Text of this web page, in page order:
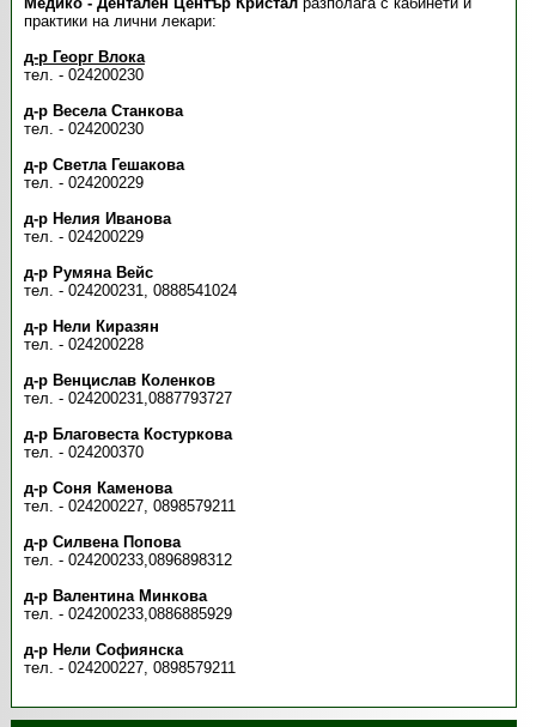
практики на лични лекари:
д-р Георг Влока
тел. - 024200230
д-р Весела Станкова
тел. - 024200230
д-р Светла Гешакова
тел. - 024200229
д-р Нелия Иванова
тел. - 024200229
д-р Румяна Вейс
тел. - 024200231, 0888541024
д-р Нели Киразян
тел. - 024200228
д-р Венцислав Коленков
тел. - 024200231,0887793727
д-р Благовеста Костуркова
тел. - 024200370
д-р Соня Каменова
тел. - 024200227, 0898579211
д-р Силвена Попова
тел. - 024200233,0896898312
д-р Валентина Минкова
тел. - 024200233,0886885929
д-р Нели Софиянска
тел. - 024200227, 0898579211